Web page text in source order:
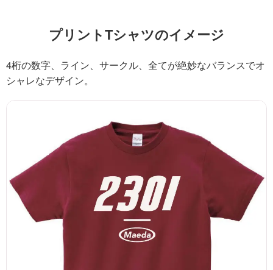
プリントTシャツのイメージ
4桁の数字、ライン、サークル、全てが絶妙なバランスでオ
シャレなデザイン。